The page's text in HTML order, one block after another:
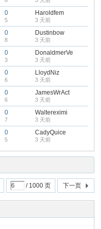
0
5
Haroldfem
3 天前
0
8
Dustinbow
3 天前
0
3
DonaldmerVe
3 天前
0
6
LloydNiz
3 天前
0
6
JamesWrAct
3 天前
0
7
Waltereximi
3 天前
0
5
CadyQuice
3 天前
/ 1000 页 下一页